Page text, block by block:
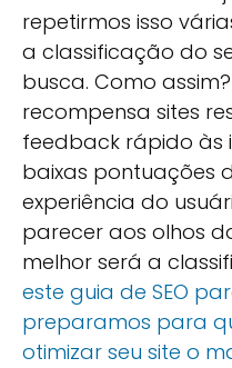
repetirmos isso
a classificação do
busca. Como
recompensa sites
feedback rápido às
baixas pontuações
experiência do
parecer aos olhos
melhor será a
este guia de SEO
preparamos para
otimizar seu site o